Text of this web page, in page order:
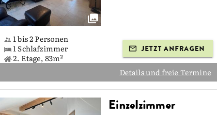
1 bis 2 Personen
1 Schlafzimmer
2. Etage, 83m²
JETZT ANFRAGEN
Details und freie Termine
Einzelzimmer